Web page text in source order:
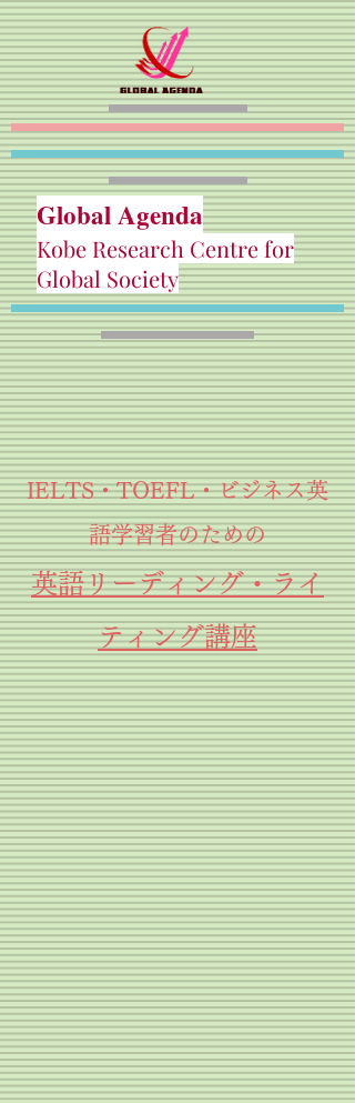
Global Agenda
Kobe Research Centre for
Global Society
IELTS・TOEFL・ビジネス英
語学習者のための
英語リーディング・ライ
ティング講座